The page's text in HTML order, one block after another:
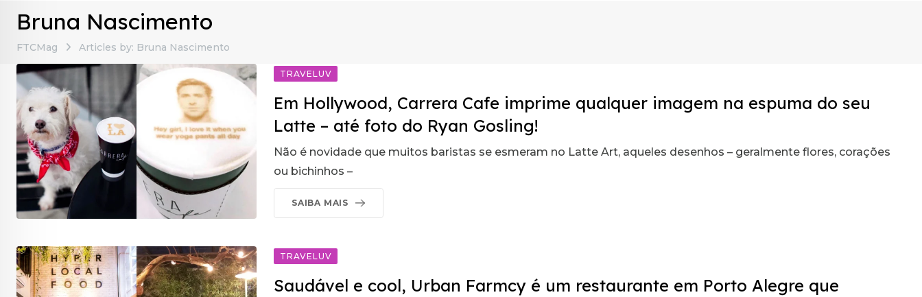
Bruna Nascimento
FTCMag Articles by: Bruna Nascimento
TRAVELUV
Em Hollywood, Carrera Cafe imprime qualquer imagem na espuma do seu
Latte – até foto do Ryan Gosling!
Não é novidade que muitos baristas se esmeram no Latte Art, aqueles desenhos – geralmente flores, corações
ou bichinhos –
SAIBA MAIS
TRAVELUV
Saudável e cool, Urban Farmcy é um restaurante em Porto Alegre que